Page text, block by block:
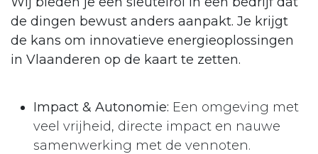
de dingen bewust anders aanpakt. Je krijgt
de kans om innovatieve energieoplossingen
in Vlaanderen op de kaart te zetten.
Impact & Autonomie: Een omgeving met
veel vrijheid, directe impact en nauwe
samenwerking met de vennoten.